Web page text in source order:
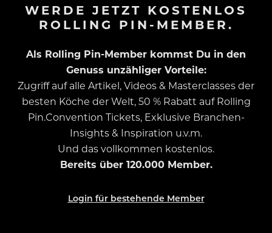
WERDE JETZT KOSTENLOS
ROLLING PIN-MEMBER.
Als Rolling Pin-Member kommst Du in den
Genuss unzähliger Vorteile:
Zugriff auf alle Artikel, Videos & Masterclasses der
besten Köche der Welt, 50 % Rabatt auf Rolling
Pin.Convention Tickets, Exklusive Branchen-
Insights & Inspiration u.v.m.
Und das vollkommen kostenlos.
Bereits über 120.000 Member.
Login für bestehende Member